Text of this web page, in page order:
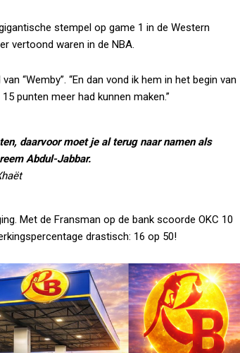
stempel op game 1 in de Western
vertoond waren in de NBA.
“Wemby”. “En dan vond ik hem in het begin van
punten meer had kunnen maken.”
daarvoor moet je al terug naar namen als
Abdul-Jabbar.
Met de Fransman op de bank scoorde OKC 10
drastisch: 16 op 50!